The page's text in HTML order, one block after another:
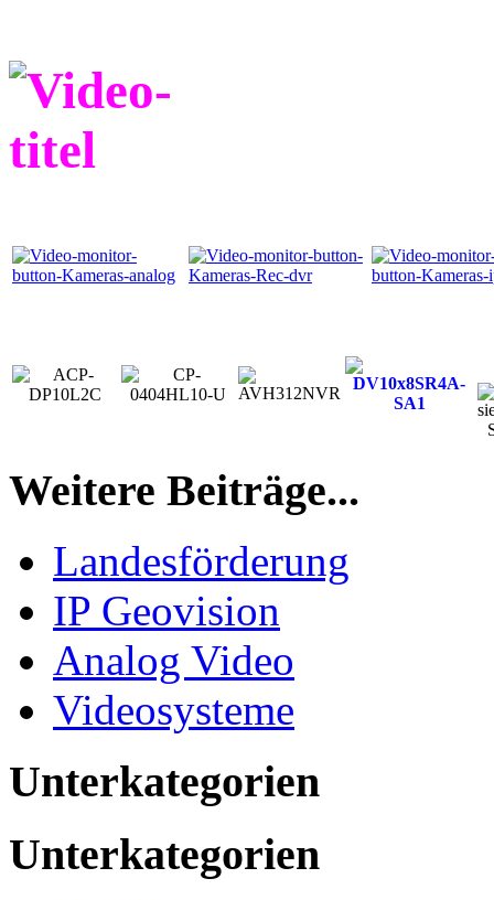
Weitere Beiträge...
Landesförderung
IP Geovision
Analog Video
Videosysteme
Unterkategorien
Unterkategorien